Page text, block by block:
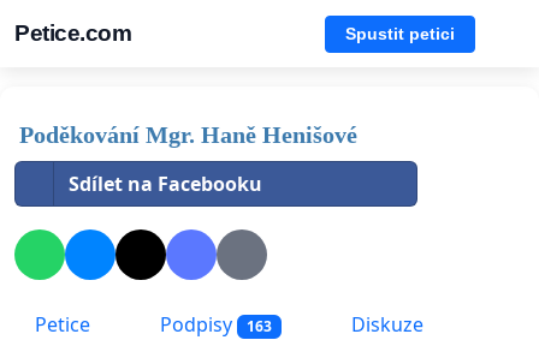
Petice.com Spustit petici
Poděkování Mgr. Haně Henišové
Sdílet na Facebooku
Petice Podpisy 163
Diskuze